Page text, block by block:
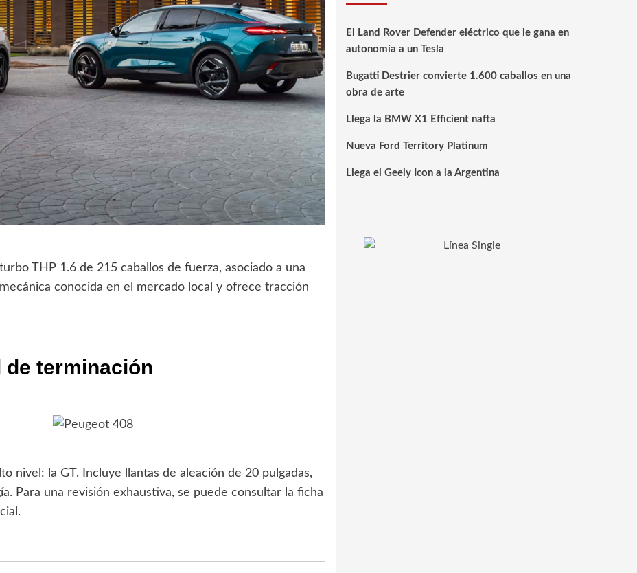
THP 1.6 de 215 caballos de fuerza, asociado a una
conocida en el mercado local y ofrece tracción
de terminación
nivel: la GT. Incluye llantas de aleación de 20 pulgadas,
Para una revisión exhaustiva, se puede consultar la ficha
El Land Rover Defender eléctrico que le gana en
autonomía a un Tesla
Bugatti Destrier convierte 1.600 caballos en una
obra de arte
Llega la BMW X1 Efficient nafta
Nueva Ford Territory Platinum
Llega el Geely Icon a la Argentina